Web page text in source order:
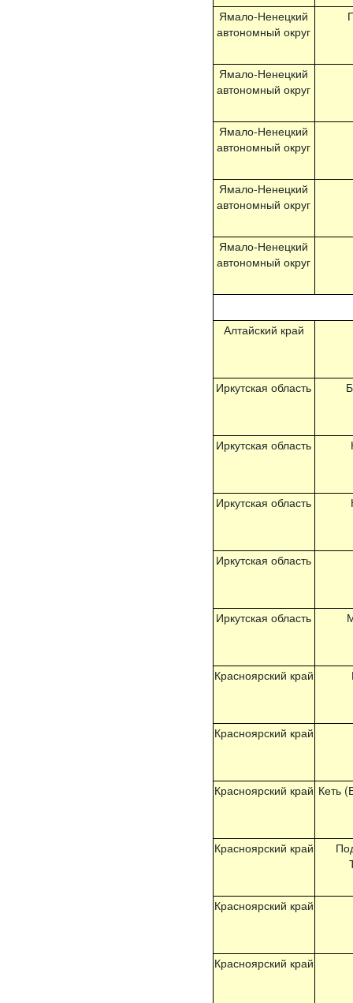
Ямало-Ненецкий
автономный округ
Ямало-Ненецкий
автономный округ
Ямало-Ненецкий
автономный округ
Ямало-Ненецкий
автономный округ
Ямало-Ненецкий
автономный округ
Алтайский край
Иркутская область
Иркутская область
Иркутская область
Иркутская область
Иркутская область
Красноярский край
Красноярский край
Красноярский край Кеть
Красноярский край
Красноярский край
Красноярский край